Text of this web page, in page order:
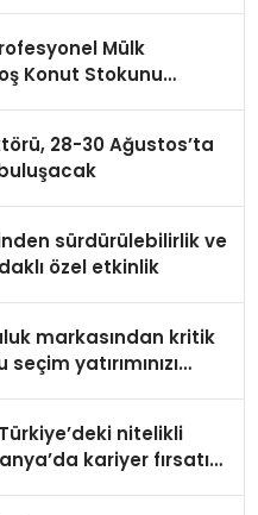
Mülk
Konut Stokunu
28-30 Ağustos’ta
buluşacak
sürdürülebilirlik ve
özel etkinlik
markasından kritik
yatırımınızı
nitelikli
kariyer fırsatı